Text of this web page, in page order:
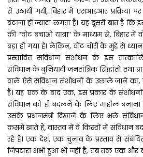
से उठायी गयी, बिहार में एसआइआर प्रक्रिया
बंटाना ही ज्यादा लगता है। यह दूसरी बात है कि
की ‘‘वोट बचाओ यात्रा’’ के माध्यम से, बिहार में
बड़ा हो गया है। लेकिन, वोट चोरी के मुद्दे से
प्रस्तावित संविधान संशोधन के इस
संविधान के बुनियादी जनतांत्रिक सिद्घांतों तथा
वाले ऐसे संविधान संशोधनों के उछाले जाने का,
है। यह एक के बाद एक, इस प्रकार के
संविधान को ही बदलने के लिए माहौल बनाना
उसके प्रधानमंत्री दिखाने के लिए भले
कसमें खाते हैं, वास्तव में वे किस्तों में संविधान
रहे हैं। एक देश, एक चुनाव के प्रस्ताव से
निपटारा अभी हुआ भी नहीं है, तब तक एक और